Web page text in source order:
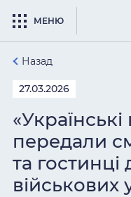
МЕНЮ
Назад
27.03.2026
передали
та
військових